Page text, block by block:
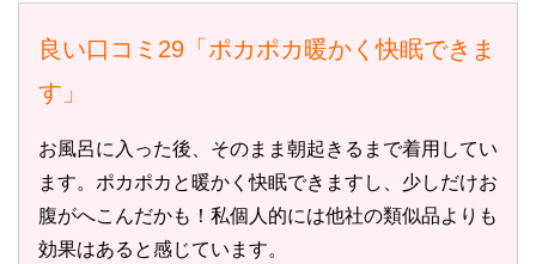
良い口コミ29「ポカポカ暖かく快眠できま
す」
お風呂に入った後、そのまま朝起きるまで着用してい
ます。ポカポカと暖かく快眠できますし、少しだけお
腹がへこんだかも！私個人的には他社の類似品よりも
効果はあると感じています。